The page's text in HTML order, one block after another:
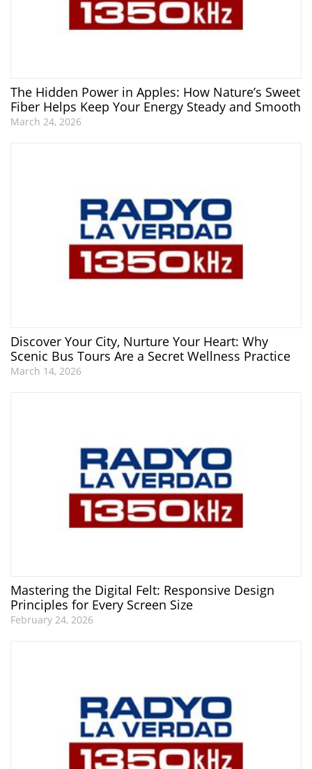
The Hidden Power in Apples: How Nature’s Sweet
Fiber Helps Keep Your Energy Steady and Smooth
March 24, 2026
Discover Your City, Nurture Your Heart: Why
Scenic Bus Tours Are a Secret Wellness Practice
March 14, 2026
Mastering the Digital Felt: Responsive Design
Principles for Every Screen Size
February 24, 2026